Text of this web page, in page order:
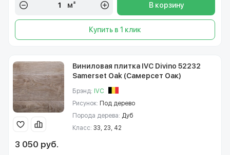
м² В корзину
Купить в 1 клик
Виниловая плитка IVC Divino 52232
Samerset Oak (Самерсет Оак)
Брэнд: IVC
Рисунок: Под дерево
Порода дерева: Дуб
Класс: 33, 23, 42
3 050 руб.